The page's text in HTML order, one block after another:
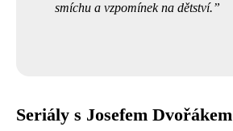
smíchu a vzpomínek na dětství.
Seriály s Josefem Dvořákem